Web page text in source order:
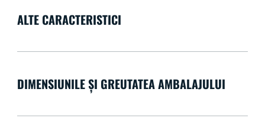
ALTE CARACTERISTICI
DIMENSIUNILE ȘI GREUTATEA AMBALAJULUI